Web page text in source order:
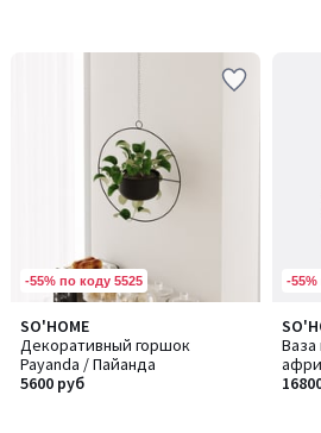
-55% по коду 5525
SO'HOME
Декоративный горшок
Payanda / Пайанда
5600 руб
-55%
Ваза